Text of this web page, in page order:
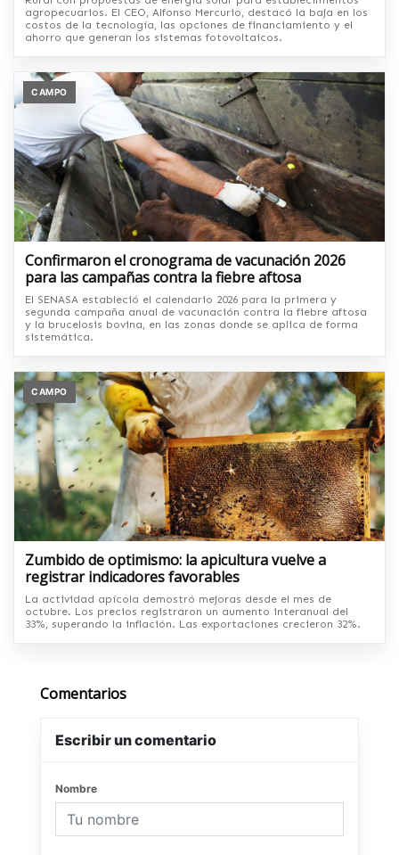
agropecuarios. El CEO, Alfonso Mercurio, destacó la baja en los
costos de la tecnología, las opciones de financiamiento y el
ahorro que generan los sistemas fotovoltaicos.
CAMPO
Confirmaron el cronograma de vacunación 2026
para las campañas contra la fiebre aftosa
El SENASA estableció el calendario 2026 para la primera y
segunda campaña anual de vacunación contra la fiebre aftosa
y la brucelosis bovina, en las zonas donde se aplica de forma
sistemática.
CAMPO
Zumbido de optimismo: la apicultura vuelve a
registrar indicadores favorables
La actividad apícola demostró mejoras desde el mes de
octubre. Los precios registraron un aumento interanual del
33%, superando la inflación. Las exportaciones crecieron 32%.
Comentarios
Escribir un comentario
Nombre